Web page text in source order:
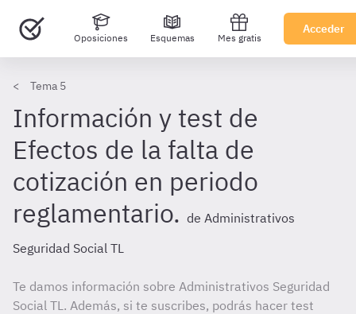
Oposiciones Esquemas Mes gratis
Acceder
Tema 5
Información y test de
Efectos de la falta de
cotización en periodo
reglamentario. de Administrativos
Seguridad Social TL
Te damos información sobre Administrativos Seguridad
Social TL. Además, si te suscribes, podrás hacer test